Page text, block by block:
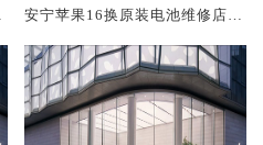
安宁苹果16换原装电池维修店大